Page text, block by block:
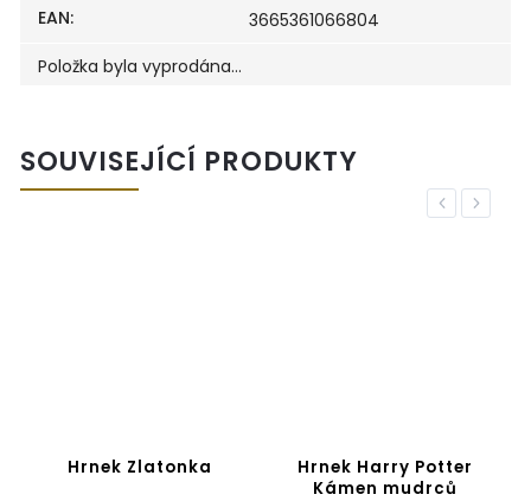
EAN:
3665361066804
Položka byla vyprodána…
SOUVISEJÍCÍ PRODUKTY
Previous
Hrnek Zlatonka
Hrnek Harry Potter
Kámen mudrců
Next